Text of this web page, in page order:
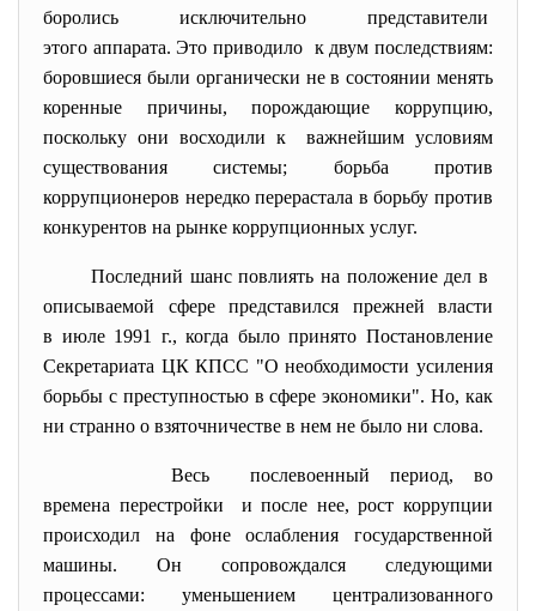
боролись исключительно представители
этого аппарата. Это приводило к двум последствиям:
боровшиеся были органически не в состоянии менять
коренные причины, порождающие коррупцию,
поскольку они восходили к важнейшим условиям
существования системы; борьба против
коррупционеров нередко перерастала в борьбу против
конкурентов на рынке коррупционных услуг.
Последний шанс повлиять на положение дел в
описываемой сфере представился прежней власти
в июле 1991 г., когда было принято Постановление
Секретариата ЦК КПСС "О необходимости усиления
борьбы с преступностью в сфере экономики". Но, как
ни странно о взяточничестве в нем не было ни слова.
Весь послевоенный период, во
времена перестройки и после нее, рост коррупции
происходил на фоне ослабления государственной
машины. Он сопровождался следующими
процессами: уменьшением централизованного